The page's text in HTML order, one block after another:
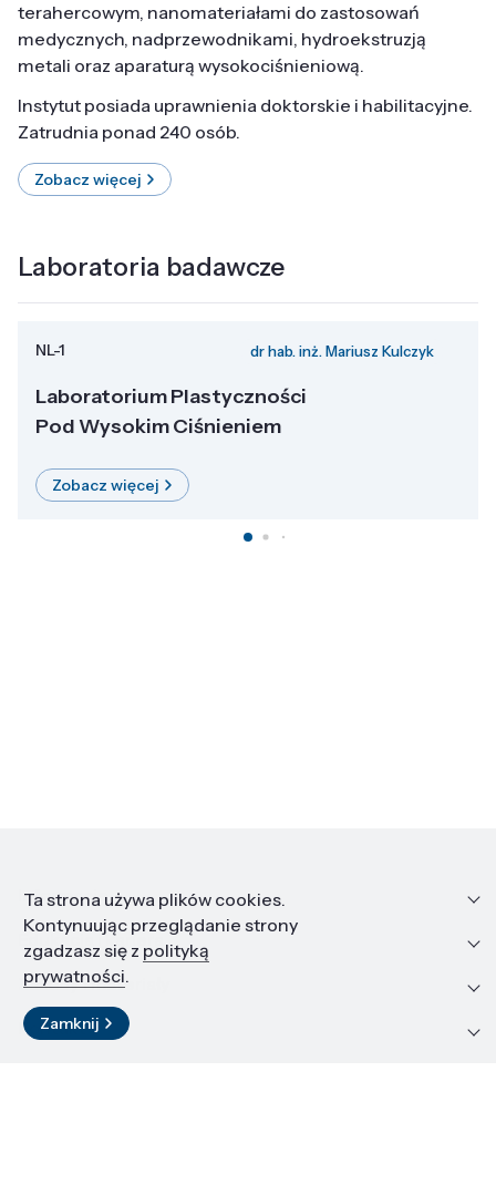
terahercowym, nanomateriałami do zastosowań
medycznych, nadprzewodnikami, hydroekstruzją
metali oraz aparaturą wysokociśnieniową.
Instytut posiada uprawnienia doktorskie i habilitacyjne.
Zatrudnia ponad 240 osób.
Zobacz więcej
Laboratoria badawcze
NL-1 dr hab. inż. Mariusz Kulczyk
Laboratorium Plastyczności
Pod Wysokim Ciśnieniem
Zobacz więcej
Informacje
Edukacja i kariera
Zasoby i materiały
Kontakt
Ta strona używa plików cookies.
Kontynuując przeglądanie strony
zgadzasz się z polityką
prywatności.
Zamknij